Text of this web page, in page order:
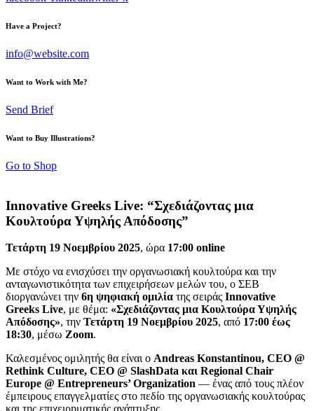
Have a Project?
info@website.com
Want to Work with Me?
Send Brief
Want to Buy Illustrations?
Go to Shop
Innovative Greeks Live: “Σχεδιάζοντας μια
Κουλτούρα Υψηλής Απόδοσης”
Τετάρτη 19 Νοεμβρίου 2025, ώρα 17:00 online
Με στόχο να ενισχύσει την οργανωσιακή κουλτούρα και την
ανταγωνιστικότητα των επιχειρήσεων μελών του, ο ΣΕΒ
διοργανώνει την 6η ψηφιακή ομιλία της σειράς Innovative
Greeks Live, με θέμα: «Σχεδιάζοντας μια Κουλτούρα Υψηλής
Απόδοσης», την Τετάρτη 19 Νοεμβρίου 2025, από 17:00 έως
18:30, μέσω Zoom.
Καλεσμένος ομιλητής θα είναι ο Andreas Konstantinou, CEO @
Rethink Culture, CEO @ SlashData και Regional Chair
Europe @ Entrepreneurs’ Organization — ένας από τους πλέον
έμπειρους επαγγελματίες στο πεδίο της οργανωσιακής κουλτούρας